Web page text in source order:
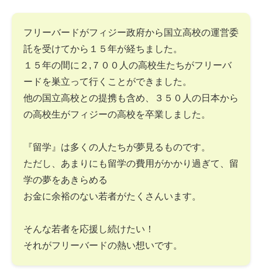
フリーバードがフィジー政府から国立高校の運営委
託を受けてから１５年が経ちました。
１５年の間に２,７００人の高校生たちがフリーバ
ードを巣立って行くことができました。
他の国立高校との提携も含め、３５０人の日本から
の高校生がフィジーの高校を卒業しました。
『留学』は多くの人たちが夢見るものです。
ただし、あまりにも留学の費用がかかり過ぎて、留
学の夢をあきらめる
お金に余裕のない若者がたくさんいます。
そんな若者を応援し続けたい！
それがフリーバードの熱い想いです。